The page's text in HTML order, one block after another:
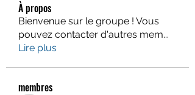
À propos
Bienvenue sur le groupe ! Vous
pouvez contacter d'autres mem...
Lire plus
membres